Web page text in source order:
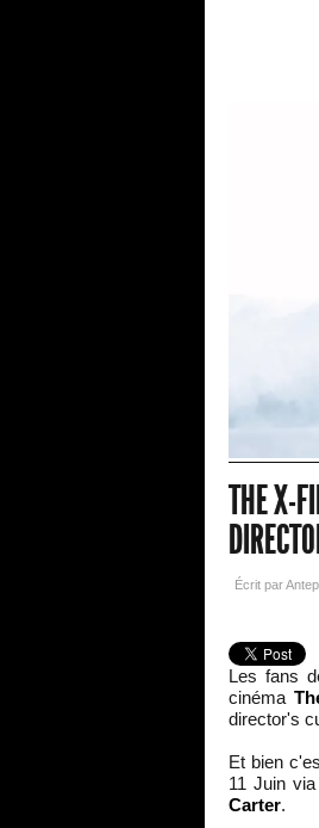
THE X-
Écrit par
Les fans
cinéma
director's
Et bien
11 Juin
Carter.